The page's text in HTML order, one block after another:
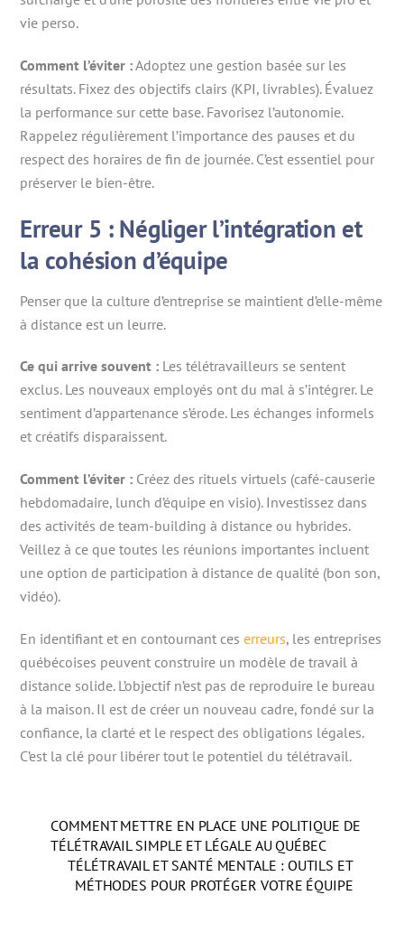
vie perso.
Comment l’éviter :Adoptez une gestion basée sur les
résultats. Fixez des objectifs clairs (KPI, livrables). Évaluez
la performance sur cette base. Favorisez l’autonomie.
Rappelez régulièrement l’importance des pauses et du
respect des horaires de fin de journée. C’est essentiel pour
préserver le bien-être.
Erreur 5 : Négliger l’intégration et
la cohésion d’équipe
Penser que la culture d’entreprise se maintient d’elle-même
à distance est un leurre.
Ce qui arrive souvent : Les télétravailleurs se sentent
exclus. Les nouveaux employés ont du mal à s’intégrer. Le
sentiment d’appartenance s’érode. Les échanges informels
et créatifs disparaissent.
Comment l’éviter : Créez des rituels virtuels (café-causerie
hebdomadaire, lunch d’équipe en visio). Investissez dans
des activités de team-building à distance ou hybrides.
Veillez à ce que toutes les réunions importantes incluent
une option de participation à distance de qualité (bon son,
vidéo).
En identifiant et en contournant ceserreurs, les entreprises
québécoises peuvent construire un modèle de travail à
distance solide. L’objectif n’est pas de reproduire le bureau
à la maison. Il est de créer un nouveau cadre, fondé sur la
confiance, la clarté et le respect des obligations légales.
C’est la clé pour libérer tout le potentiel du télétravail.
COMMENT METTRE EN PLACE UNE POLITIQUE DE
TÉLÉTRAVAIL SIMPLE ET LÉGALE AU QUÉBEC
TÉLÉTRAVAIL ET SANTÉ MENTALE : OUTILS ET
MÉTHODES POUR PROTÉGER VOTRE ÉQUIPE